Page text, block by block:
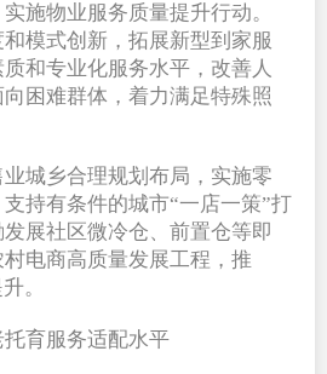
施物业服务质量提升行动。
模式创新，拓展新型到家服
和专业化服务水平，改善人
困难群体，着力满足特殊照
城乡合理规划布局，实施零
持有条件的城市“一店一策”打
展社区微冷仓、前置仓等即
电商高质量发展工程，推
。
托育服务适配水平